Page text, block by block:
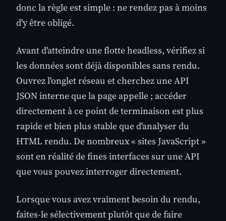
donc la règle est simple : ne rendez pas à moins
d'y être obligé.
Avant d'atteindre une flotte headless, vérifiez si
les données sont déjà disponibles sans rendu.
Ouvrez l'onglet réseau et cherchez une API
JSON interne que la page appelle ; accéder
directement à ce point de terminaison est plus
rapide et bien plus stable que d'analyser du
HTML rendu. De nombreux « sites JavaScript »
sont en réalité de fines interfaces sur une API
que vous pouvez interroger directement.
Lorsque vous avez vraiment besoin du rendu,
faites-le sélectivement plutôt que de faire